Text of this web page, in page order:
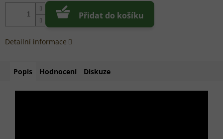
Přidat do košíku
Detailní informace
Popis Hodnocení Diskuze